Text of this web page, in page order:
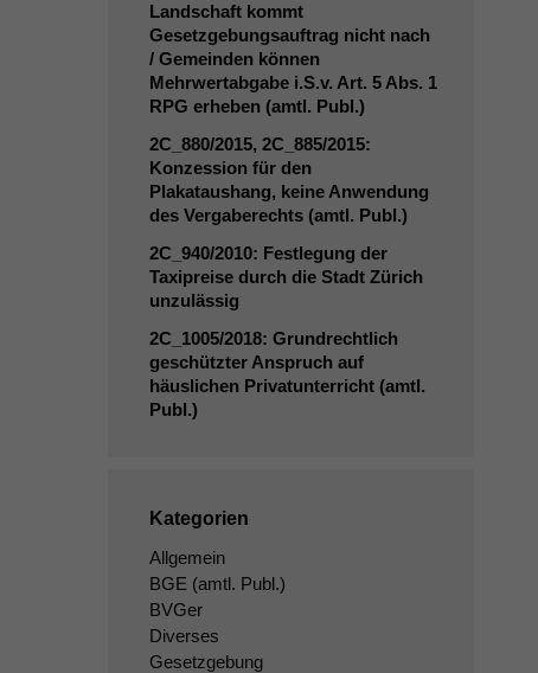
Landschaft kommt
Gesetzgebungsauftrag nicht nach
/ Gemeinden können
Mehrwertabgabe i.S.v. Art. 5 Abs. 1
RPG erheben (amtl. Publ.)
2C_880/2015, 2C_885/2015:
Konzession für den
Plakataushang, keine Anwendung
des Vergaberechts (amtl. Publ.)
2C_940/2010: Festlegung der
Taxipreise durch die Stadt Zürich
unzulässig
2C_1005/2018: Grundrechtlich
geschützter Anspruch auf
häuslichen Privatunterricht (amtl.
Publ.)
Kategorien
Allgemein
BGE (amtl. Publ.)
BVGer
Diverses
Gesetzgebung